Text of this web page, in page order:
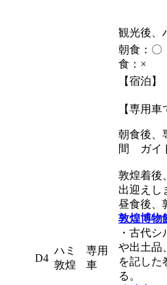
観光後、
朝食：
食：×
【宿泊
D4
ハミ
敦煌
専用
車
【専用
朝食後、
間 ガイ
敦煌着後
出迎えし
昼食後、
敦煌博物
・古代
や出土品
を記した
る。